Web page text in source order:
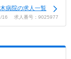
病院の求人一覧
16 求人番号：9025977